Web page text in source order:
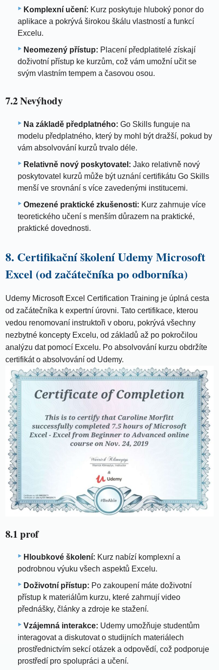
Komplexní učení: Kurz poskytuje hluboký ponor do
aplikace a pokrývá širokou škálu vlastností a funkcí
Excelu.
Neomezený přístup: Placení předplatitelé získají
doživotní přístup ke kurzům, což vám umožní učit se
svým vlastním tempem a časovou osou.
7.2 Nevýhody
Na základě předplatného: Go Skills funguje na
modelu předplatného, ​​který by mohl být dražší, pokud by
vám absolvování kurzů trvalo déle.
Relativně nový poskytovatel: Jako relativně nový
poskytovatel kurzů může být uznání certifikátu Go Skills
menší ve srovnání s více zavedenými institucemi.
Omezené praktické zkušenosti: Kurz zahrnuje více
teoretického učení s menším důrazem na praktické,
praktické dovednosti.
8. Certifikační školení Udemy Microsoft
Excel (od začátečníka po odborníka)
Udemy Microsoft Excel Certification Training je úplná cesta
od začátečníka k expertní úrovni. Tato certifikace, kterou
vedou renomovaní instruktoři v oboru, pokrývá všechny
nezbytné koncepty Excelu, od základů až po pokročilou
analýzu dat pomocí Excelu. Po absolvování kurzu obdržíte
certifikát o absolvování od Udemy.
8.1 prof
Hloubkové školení: Kurz nabízí komplexní a
podrobnou výuku všech aspektů Excelu.
Doživotní přístup: Po zakoupení máte doživotní
přístup k materiálům kurzu, které zahrnují video
přednášky, články a zdroje ke stažení.
Vzájemná interakce: Udemy umožňuje studentům
interagovat a diskutovat o studijních materiálech
prostřednictvím sekcí otázek a odpovědí, což podporuje
prostředí pro spolupráci a učení.